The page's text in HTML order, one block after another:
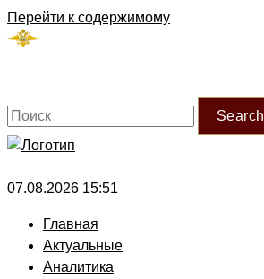
Перейти к содержимому
Search
07.08.2026 15:51
Главная
Актуальные
Аналитика